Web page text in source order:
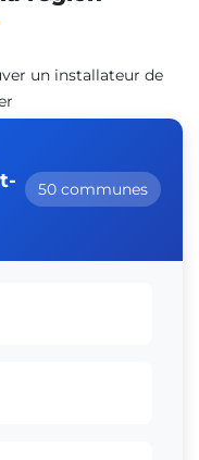
un installateur de
50 communes